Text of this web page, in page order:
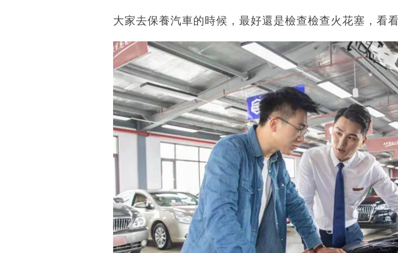
大家去保養汽車的時候，最好還是檢查檢查火花塞，看